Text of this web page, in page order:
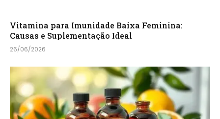
Vitamina para Imunidade Baixa Feminina:
Causas e Suplementação Ideal
26/06/2026